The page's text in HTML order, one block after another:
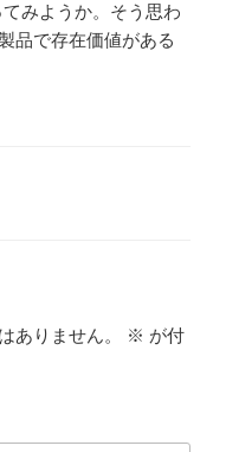
みようか。そう思わ
品で存在価値がある
ありません。 ※ が付